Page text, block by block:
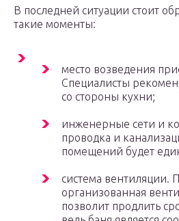
В последней ситуации стоит
такие моменты:
место возведения
Специалисты
со стороны кухни;
инженерные сети и
проводка и
помещений будет
система вентиляции.
организованная
позволит продлить